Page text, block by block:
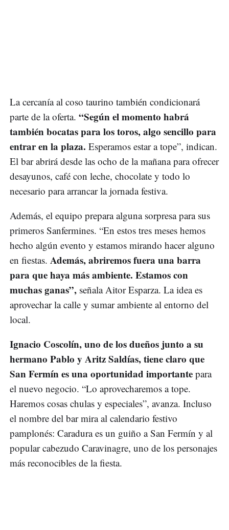
La cercanía al coso taurino también condicionará
parte de la oferta. “Según el momento habrá
también bocatas para los toros, algo sencillo para
entrar en la plaza. Esperamos estar a tope”, indican.
El bar abrirá desde las ocho de la mañana para ofrecer
desayunos, café con leche, chocolate y todo lo
necesario para arrancar la jornada festiva.
Además, el equipo prepara alguna sorpresa para sus
primeros Sanfermines. “En estos tres meses hemos
hecho algún evento y estamos mirando hacer alguno
en fiestas. Además, abriremos fuera una barra
para que haya más ambiente. Estamos con
muchas ganas”, señala Aitor Esparza. La idea es
aprovechar la calle y sumar ambiente al entorno del
local.
Ignacio Coscolín, uno de los dueños junto a su
hermano Pablo y Aritz Saldías, tiene claro que
San Fermín es una oportunidad importante para
el nuevo negocio. “Lo aprovecharemos a tope.
Haremos cosas chulas y especiales”, avanza. Incluso
el nombre del bar mira al calendario festivo
pamplonés: Caradura es un guiño a San Fermín y al
popular cabezudo Caravinagre, uno de los personajes
más reconocibles de la fiesta.